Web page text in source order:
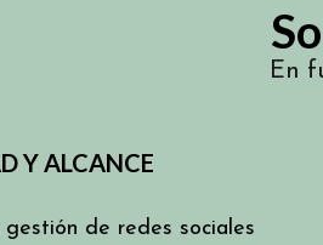
En
Y ALCANCE
de redes sociales